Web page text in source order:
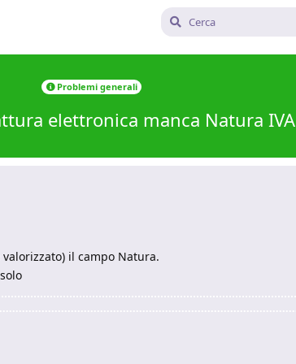
Problemi generali
elettronica manca Natura IVA
il campo Natura.